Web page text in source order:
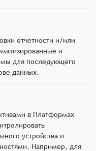
отчётности и/или
и
для последующего
данных.
в Платформах
устройства и
Например, для